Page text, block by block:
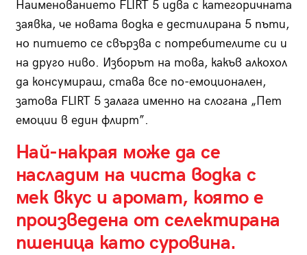
Наименованието FLIRT 5 идва с категоричната
заявка, че новата водка е дестилирана 5 пъти,
но питието се свързва с потребителите си и
на друго ниво. Изборът на това, какъв алкохол
да консумираш, става все по-емоционален,
затова FLIRT 5 залага именно на слогана „Пет
емоции в един флирт”.
Най-накрая може да се
насладим на чиста водка с
мек вкус и аромат, която е
произведена от селектирана
пшеница като суровина.